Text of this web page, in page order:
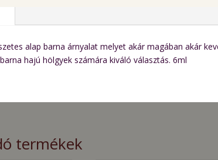
alap barna árnyalat melyet akár magában akár
hajú hölgyek számára kiváló választás. 6ml
termékek